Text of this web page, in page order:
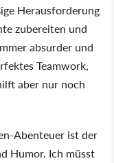
Herausforderung
zubereiten und
absurder und
Teamwork,
aber nur noch
Abenteuer ist der
Humor. Ich müsst